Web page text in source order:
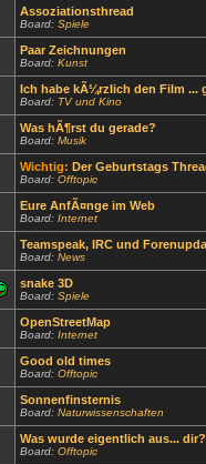
Assoziationsthread
Board: Spiele
Paar Zeichnungen
Board: Kunst
Ich habe kÃ¼rzlich den Film ...
Board: TV und Kino
Was hÃ¶rst du gerade?
Board: Musik
Wichtig: Der Geburtstags
Board: Offtopic
Eure AnfÃ¤nge im Web
Board: Internet
Teamspeak, IRC und
Board: News
snake 3D
Board: Spiele
OpenStreetMap
Board: Internet
Good old times
Board: Offtopic
Sonnenfinsternis
Board: Naturwissenschaften
Was wurde eigentlich aus... dir?
Board: Offtopic